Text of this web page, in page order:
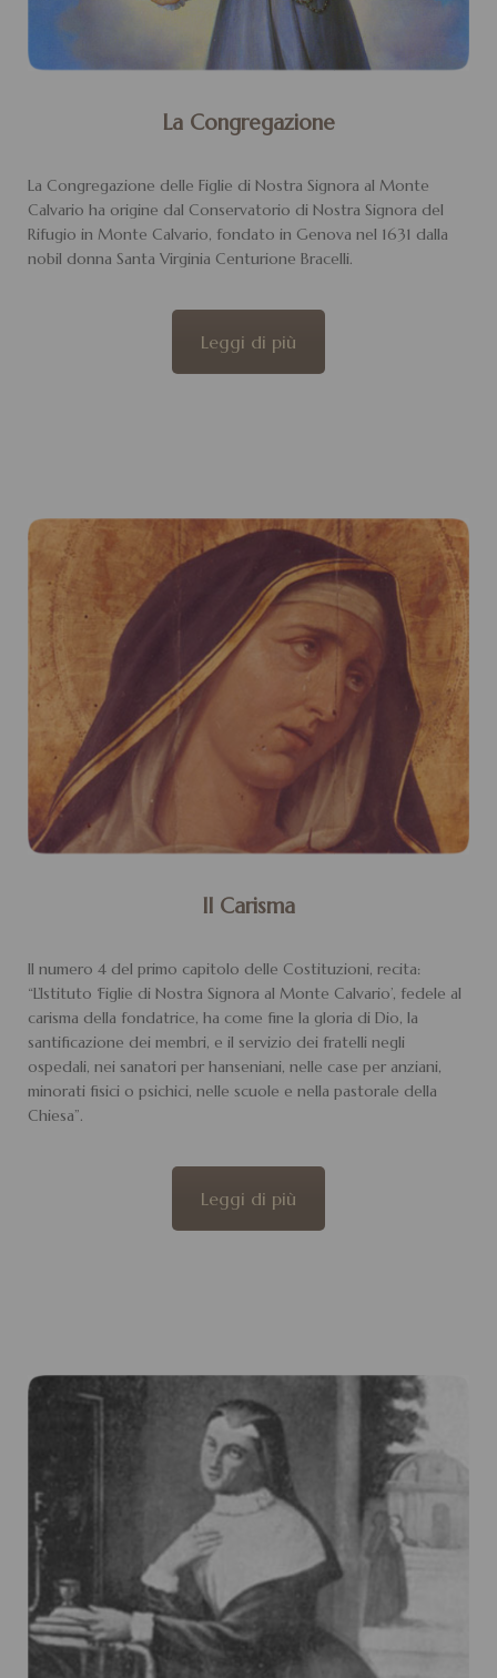
La Congregazione
La Congregazione delle Figlie di Nostra Signora al Monte
Calvario ha origine dal Conservatorio di Nostra Signora del
Rifugio in Monte Calvario, fondato in Genova nel 1631 dalla
nobil donna Santa Virginia Centurione Bracelli.
Leggi di più
Il Carisma
Il numero 4 del primo capitolo delle Costituzioni, recita:
“L’Istituto ‘Figlie di Nostra Signora al Monte Calvario’, fedele al
carisma della fondatrice, ha come fine la gloria di Dio, la
santificazione dei membri, e il servizio dei fratelli negli
ospedali, nei sanatori per hanseniani, nelle case per anziani,
minorati fisici o psichici, nelle scuole e nella pastorale della
Chiesa”.
Leggi di più